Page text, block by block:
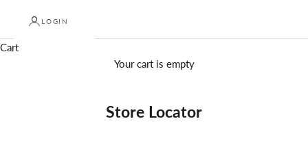
LOGIN
Cart
Your cart is empty
Store Locator